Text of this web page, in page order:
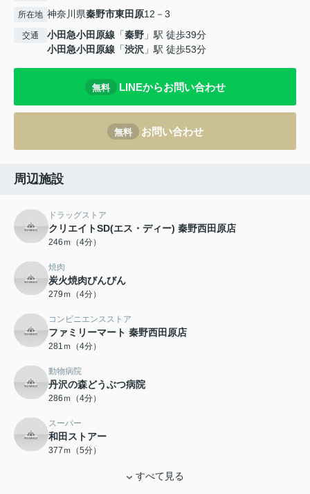
所在地 神奈川県秦野市東田原12－3
交通 小田急小田原線 「秦野 」駅 徒歩39分
小田急小田原線 「渋沢 」駅 徒歩53分
無料 LINEからお問い合わせ
無料 お問い合わせ
周辺施設
ドラッグストア
クリエイトSD(エス・ディー) 秦野西田原店
246ｍ（4分）
焼肉
炭火焼肉びんびん
279ｍ（4分）
コンビニエンスストア
ファミリーマート 秦野西田原店
281ｍ（4分）
動物病院
丹沢の森どうぶつ病院
286ｍ（4分）
スーパー
和田ストアー
377ｍ（5分）
すべて見る